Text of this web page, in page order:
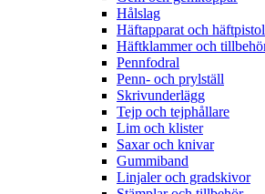
Hålslag
Häftapparat och häftpistol
Häftklammer och
Pennfodral
Penn- och prylställ
Skrivunderlägg
Tejp och tejphållare
Lim och klister
Saxar och knivar
Gummiband
Linjaler och gradskivor